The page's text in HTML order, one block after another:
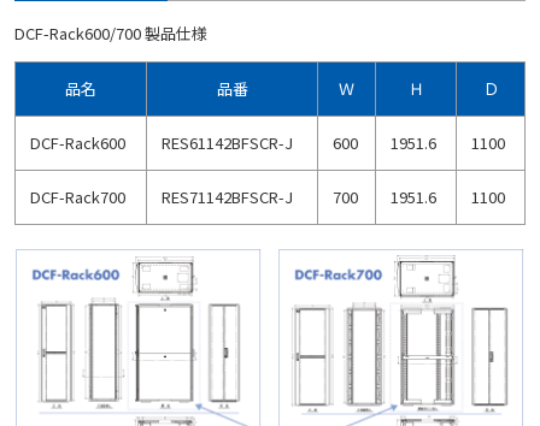
DCF-Rack600/700 製品仕様
品名 品番 Ｗ Ｈ Ｄ
DCF-Rack600 RES61142BFSCR-J 600 1951.6 1100
DCF-Rack700 RES71142BFSCR-J 700 1951.6 1100